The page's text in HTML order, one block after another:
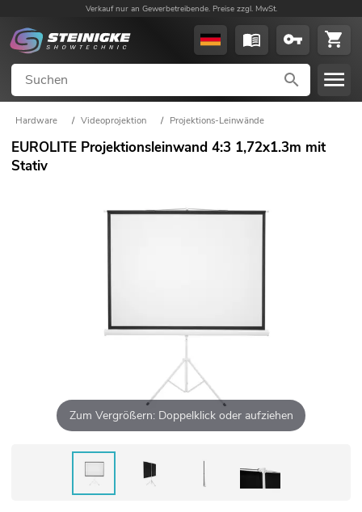
Verkauf nur an Gewerbetreibende. Preise zzgl. MwSt.
Hardware / Videoprojektion / Projektions-Leinwände
EUROLITE Projektionsleinwand 4:3 1,72x1.3m mit
Stativ
Zum Vergrößern: Doppelklick oder aufziehen